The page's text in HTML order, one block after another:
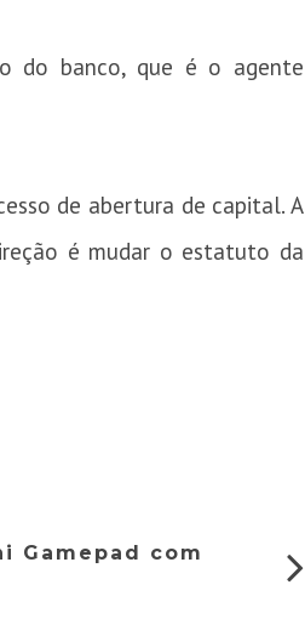
do banco, que é o agente
de abertura de capital. A
é mudar o estatuto da
Gamepad com